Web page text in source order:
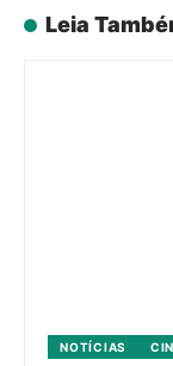
Leia
NOTÍCIAS